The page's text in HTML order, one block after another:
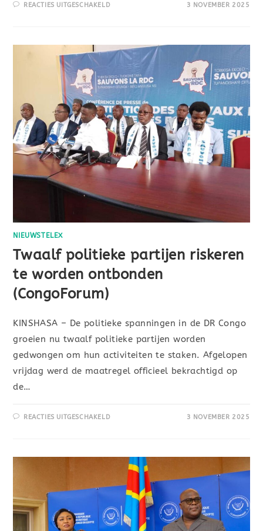
REACTIES UITGESCHAKELD 3 NOVEMBER 2025
NIEUWSTELEX
Twaalf politieke partijen riskeren
te worden ontbonden
(CongoForum)
KINSHASA – De politieke spanningen in de DR Congo
groeien nu twaalf politieke partijen worden
gedwongen om hun activiteiten te staken. Afgelopen
vrijdag werd de maatregel officieel bekrachtigd op
de…
REACTIES UITGESCHAKELD 3 NOVEMBER 2025